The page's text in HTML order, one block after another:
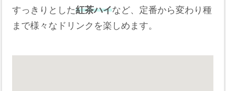
すっきりとした紅茶ハイなど、定番から変わり種
まで様々なドリンクを楽しめます。